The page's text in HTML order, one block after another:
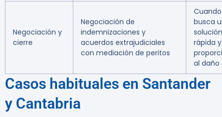
Negociación y
cierre
Negociación de
indemnizaciones y
acuerdos extrajudiciales
con mediación de peritos
busca
solución
rápida y
al daño
Casos habituales en Santander
y Cantabria